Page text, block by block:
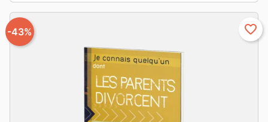
-43% favorite_border